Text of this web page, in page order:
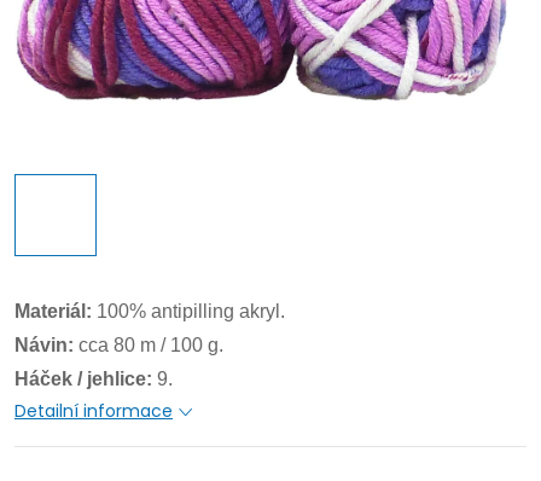
Materiál: 100% antipilling akryl.
Návin: cca 80 m / 100 g.
Háček / jehlice: 9.
Detailní informace